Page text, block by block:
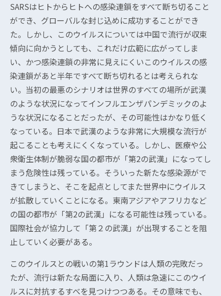
SARSはヒトからヒトへの感染連鎖をすべて断ち切ること
ができ、グローバルな封じ込めに成功することができ
た。しかし、このウイルスについては中国で流行が収束
傾向に向かうとしても、これだけ広範に広がってしま
い、かつ感染連鎖の非常に見えにくいこのウイルスの感
染連鎖があと半年ですべて断ち切れるとは考えられな
い。当初の最悪のシナリオは世界のすべての場所が武漢
のような状況になってインフルエンザパンデミックのよ
うな状況になることだったが、その可能性はかなり低く
なっている。日本で武漢のような非常に大規模な流行が
起こることも考えにくくなっている。しかし、医療や公
衆衛生体制が脆弱な国の都市が「第2の武漢」になってし
まう危険性は残っている。そういった新たな感染源がで
きてしまうと、そこを起点としてまた世界中にウイルス
が拡散していくことになる。東南アジアやアフリカなど
の国の都市が「第2の武漢」になる可能性は残っている。
国際社会が協力して「第２の武漢」が出現することを阻
止していく必要がある。
このウイルスとの戦いの第1ラウンドは人類の完敗だっ
たが、流行は新たな局面に入り、人類は急速にこのウイ
ルスに対抗するすべを見つけつつある。その意味でも、